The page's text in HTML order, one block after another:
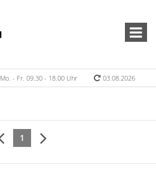
Mo. - Fr. 09.30 - 18.00 Uhr 03.08.2026
1